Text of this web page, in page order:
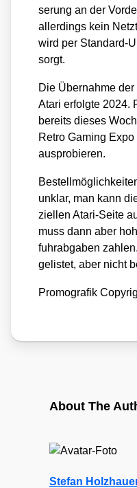
se­rung an der
aller­dings kein
wird per Stan­dard-
sorgt.
Die Über­nah­me
Ata­ri erfolg­te 2024.
bereits die­ses
Retro Gam­ing
aus­pro­bie­ren.
unklar, man kann
zi­el­len Ata­ri-Sei­te
muss dann aber
fuhr­ab­ga­ben
gelis­tet, aber nicht
Pro­mo­gra­fik
About The
Stefan